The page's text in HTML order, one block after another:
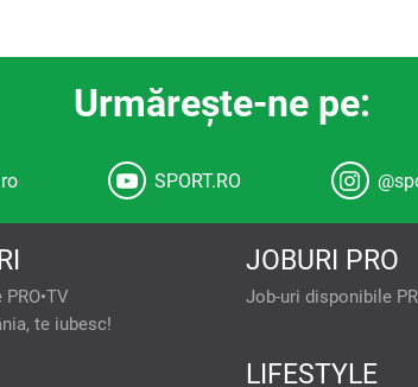
Urmăreşte-ne pe:
SPORT.RO
te iubesc!
JOBURI PRO
Job-uri disponibile
LIFESTYLE
Atât noi, cât și partenerii noștri